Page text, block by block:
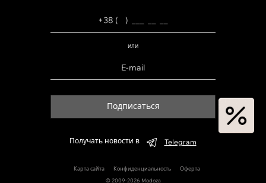
или
Подписаться
Получать новости в Telegram
Карта сайта Конфиденциальность
Оферта
© 2009-2026 Modoza